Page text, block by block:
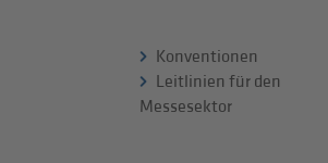
Konventionen
Leitlinien für den
Messesektor